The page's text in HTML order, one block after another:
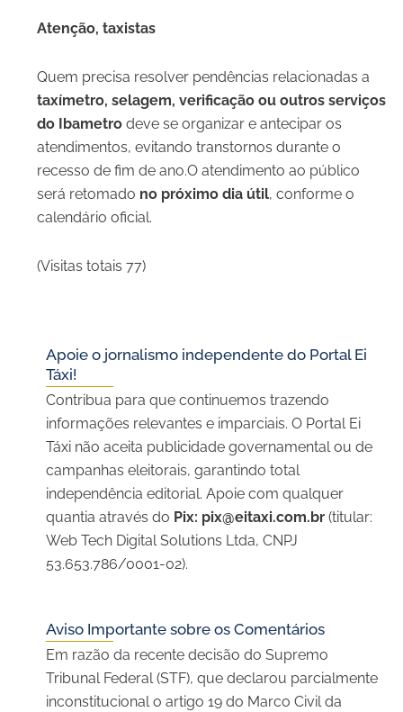
Atenção, taxistas
Quem precisa resolver pendências relacionadas a
taxímetro, selagem, verificação ou outros serviços
do Ibametro deve se organizar e antecipar os
atendimentos, evitando transtornos durante o
recesso de fim de ano.O atendimento ao público
será retomado no próximo dia útil, conforme o
calendário oficial.
(Visitas totais 77)
Apoie o jornalismo independente do Portal Ei
Táxi!
Contribua para que continuemos trazendo
informações relevantes e imparciais. O Portal Ei
Táxi não aceita publicidade governamental ou de
campanhas eleitorais, garantindo total
independência editorial. Apoie com qualquer
quantia através do Pix: pix@eitaxi.com.br (titular:
Web Tech Digital Solutions Ltda, CNPJ
53.653.786/0001-02).
Aviso Importante sobre os Comentários
Em razão da recente decisão do Supremo
Tribunal Federal (STF), que declarou parcialmente
inconstitucional o artigo 19 do Marco Civil da